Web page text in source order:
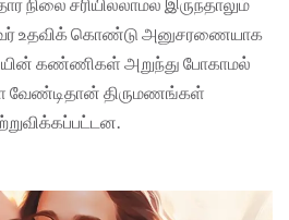
உதவிக் கொண்டு அனுசரணையாக
கண்ணிகள் அறுந்து போகாமல்
வேண்டிதான் திருமணங்கள்